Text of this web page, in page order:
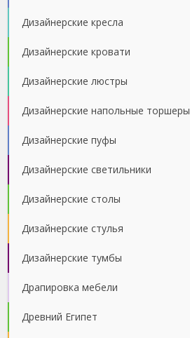
Дизайнерские кресла
Дизайнерские кровати
Дизайнерские люстры
Дизайнерские напольные торшеры
Дизайнерские пуфы
Дизайнерские светильники
Дизайнерские столы
Дизайнерские стулья
Дизайнерские тумбы
Драпировка мебели
Древний Египет